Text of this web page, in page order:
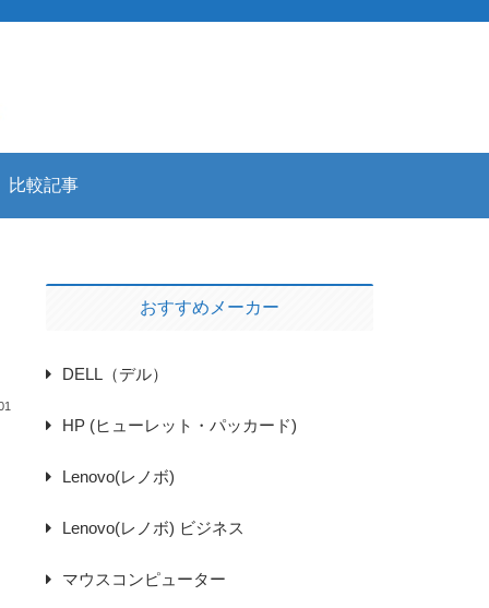
比較記事
おすすめメーカー
DELL（デル）
HP (ヒューレット・パッカード)
Lenovo(レノボ)
Lenovo(レノボ) ビジネス
マウスコンピューター